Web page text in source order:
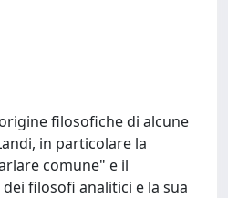
filosofiche di alcune
in particolare la
comune" e il
filosofi analitici e la sua